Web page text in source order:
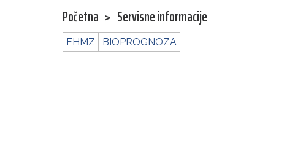
Početna > Servisne informacije
FHMZ BIOPROGNOZA